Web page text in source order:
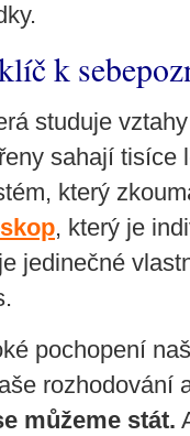
k
studuje
sahají tisíce
který
, který je
jedinečné
pochopení
rozhodování
můžeme stát.